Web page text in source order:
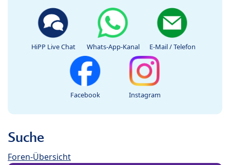
HiPP Live Chat Whats-App-Kanal E-Mail / Telefon
Facebook Instagram
Suche
Foren-Übersicht